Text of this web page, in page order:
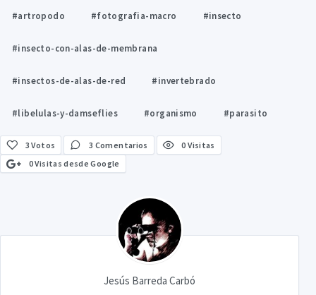
#artropodo #fotografia-macro #insecto
#insecto-con-alas-de-membrana
#insectos-de-alas-de-red #invertebrado
#libelulas-y-damseflies #organismo #parasito
3 Votos 3 Comentarios
0 Visitas
0 Visitas desde Google
Jesús Barreda Carbó